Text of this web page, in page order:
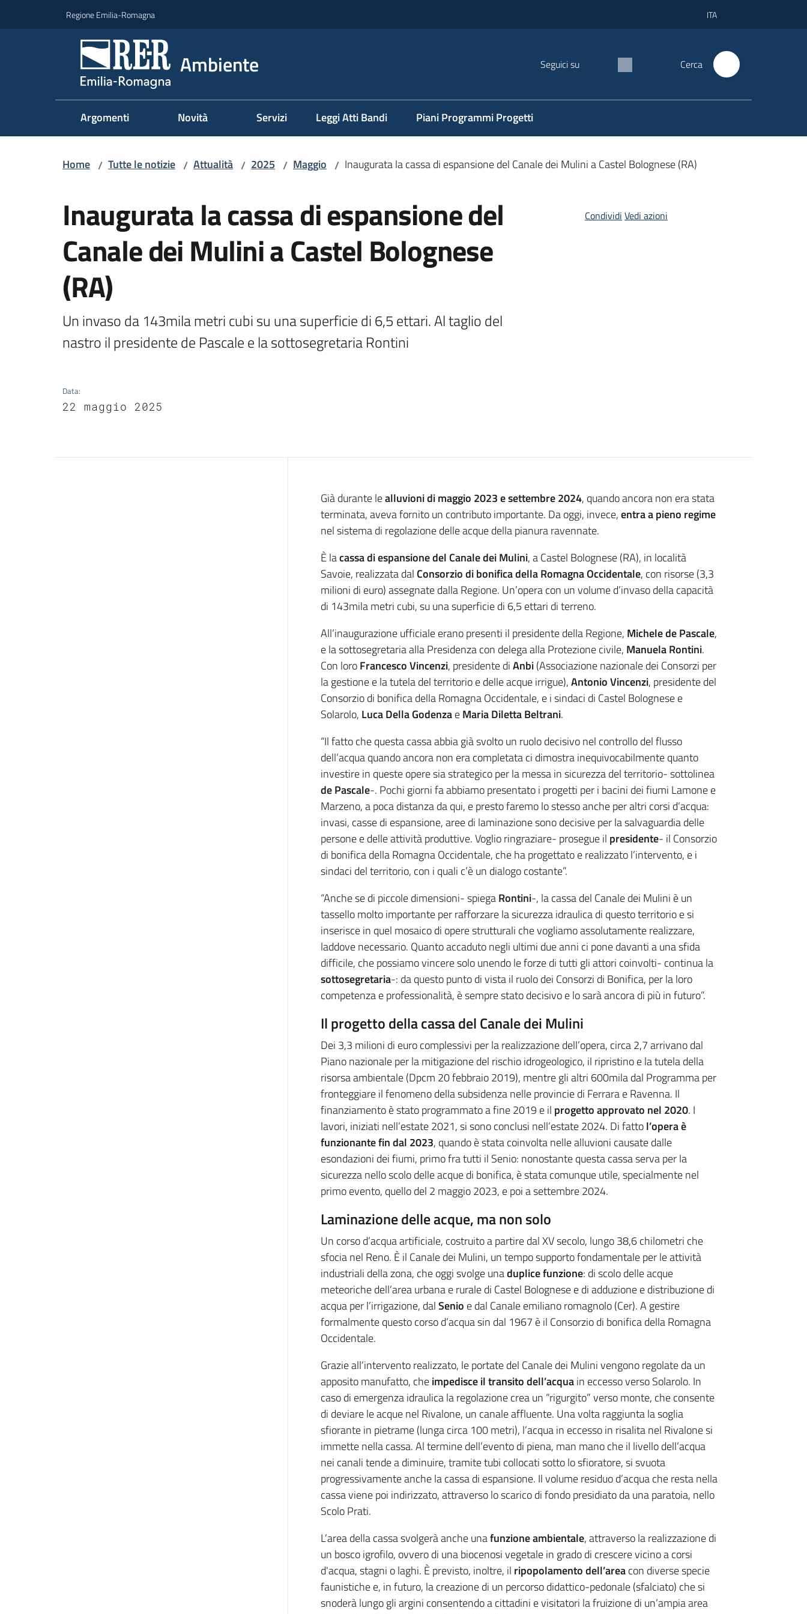
Regione Emilia-Romagna ITA
Ambiente Seguici su Cerca
Argomenti Novità Servizi Leggi Atti Bandi Piani Programmi Progetti
Home / Tutte le notizie / Attualità / 2025 / Maggio / Inaugurata la cassa di espansione del Canale dei Mulini a Castel Bolognese (RA)
Inaugurata la cassa di espansione del
Canale dei Mulini a Castel Bolognese
(RA)
Un invaso da 143mila metri cubi su una superficie di 6,5 ettari. Al taglio del
nastro il presidente de Pascale e la sottosegretaria Rontini
Data:
22 maggio 2025
Condividi Vedi azioni
Introduzione
Già durante lealluvioni di maggio 2023 e settembre 2024, quando ancora non era stata
terminata, aveva fornito un contributo importante. Da oggi, invece,entra a pieno regime
nel sistema di regolazione delle acque della pianura ravennate.
È lacassa di espansione del Canale dei Mulini, a Castel Bolognese (RA), in località
Savoie, realizzata dal Consorzio di bonifica della Romagna Occidentale, con risorse (3,3
milioni di euro) assegnate dalla Regione. Un’opera con un volume d’invaso della capacità
di 143mila metri cubi, su una superficie di 6,5 ettari di terreno.
All’inaugurazione ufficiale erano presenti il presidente della Regione, Michele de Pascale,
e la sottosegretaria alla Presidenza con delega alla Protezione civile, Manuela Rontini.
Con loroFrancesco Vincenzi, presidente diAnbi(Associazione nazionale dei Consorzi per
la gestione e la tutela del territorio e delle acque irrigue),Antonio Vincenzi, presidente del
Consorzio di bonifica della Romagna Occidentale, e i sindaci di Castel Bolognese e
Solarolo, Luca Della GodenzaeMaria Diletta Beltrani.
“Il fatto che questa cassa abbia già svolto un ruolo decisivo nel controllo del flusso
dell’acqua quando ancora non era completata ci dimostra inequivocabilmente quanto
investire in queste opere sia strategico per la messa in sicurezza del territorio- sottolinea
de Pascale-. Pochi giorni fa abbiamo presentato i progetti per i bacini dei fiumi Lamone e
Marzeno, a poca distanza da qui, e presto faremo lo stesso anche per altri corsi d’acqua:
invasi, casse di espansione, aree di laminazione sono decisive per la salvaguardia delle
persone e delle attività produttive. Voglio ringraziare- prosegue il presidente- il Consorzio
di bonifica della Romagna Occidentale, che ha progettato e realizzato l’intervento, e i
sindaci del territorio, con i quali c’è un dialogo costante”.
“Anche se di piccole dimensioni- spiegaRontini-, la cassa del Canale dei Mulini è un
tassello molto importante per rafforzare la sicurezza idraulica di questo territorio e si
inserisce in quel mosaico di opere strutturali che vogliamo assolutamente realizzare,
laddove necessario. Quanto accaduto negli ultimi due anni ci pone davanti a una sfida
difficile, che possiamo vincere solo unendo le forze di tutti gli attori coinvolti- continua la
sottosegretaria-: da questo punto di vista il ruolo dei Consorzi di Bonifica, per la loro
competenza e professionalità, è sempre stato decisivo e lo sarà ancora di più in futuro”.
Il progetto della cassa del Canale dei Mulini
Dei 3,3 milioni di euro complessivi per la realizzazione dell’opera, circa 2,7 arrivano dal
Piano nazionale per la mitigazione del rischio idrogeologico, il ripristino e la tutela della
risorsa ambientale (Dpcm 20 febbraio 2019), mentre gli altri 600mila dal Programma per
fronteggiare il fenomeno della subsidenza nelle provincie di Ferrara e Ravenna. Il
finanziamento è stato programmato a fine 2019 e il progetto approvato nel 2020. I
lavori, iniziati nell’estate 2021, si sono conclusi nell’estate 2024. Di fattol’opera è
funzionante fin dal 2023, quando è stata coinvolta nelle alluvioni causate dalle
esondazioni dei fiumi, primo fra tutti il Senio: nonostante questa cassa serva per la
sicurezza nello scolo delle acque di bonifica, è stata comunque utile, specialmente nel
primo evento, quello del 2 maggio 2023, e poi a settembre 2024.
Laminazione delle acque, ma non solo
Un corso d’acqua artificiale, costruito a partire dal XV secolo, lungo 38,6 chilometri che
sfocia nel Reno. È il Canale dei Mulini, un tempo supporto fondamentale per le attività
industriali della zona, che oggi svolge unaduplice funzione: di scolo delle acque
meteoriche dell’area urbana e rurale di Castel Bolognese e di adduzione e distribuzione di
acqua per l’irrigazione, dalSenio e dal Canale emiliano romagnolo (Cer). A gestire
formalmente questo corso d’acqua sin dal 1967 è il Consorzio di bonifica della Romagna
Occidentale.
Grazie all’intervento realizzato, le portate del Canale dei Mulini vengono regolate da un
apposito manufatto, cheimpedisce il transito dell’acquain eccesso verso Solarolo. In
caso di emergenza idraulica la regolazione crea un “rigurgito” verso monte, che consente
di deviare le acque nel Rivalone, un canale affluente. Una volta raggiunta la soglia
sfiorante in pietrame (lunga circa 100 metri), l’acqua in eccesso in risalita nel Rivalone si
immette nella cassa. Al termine dell’evento di piena, man mano che il livello dell’acqua
nei canali tende a diminuire, tramite tubi collocati sotto lo sfioratore, si svuota
progressivamente anche la cassa di espansione. Il volume residuo d’acqua che resta nella
cassa viene poi indirizzato, attraverso lo scarico di fondo presidiato da una paratoia, nello
Scolo Prati.
L’area della cassa svolgerà anche unafunzione ambientale, attraverso la realizzazione di
un bosco igrofilo, ovvero di una biocenosi vegetale in grado di crescere vicino a corsi
d'acqua, stagni o laghi. È previsto, inoltre, il ripopolamento dell’areacon diverse specie
faunistiche e, in futuro, la creazione di un percorso didattico-pedonale (sfalciato) che si
snoderà lungo gli argini consentendo a cittadini e visitatori la fruizione di un’ampia area